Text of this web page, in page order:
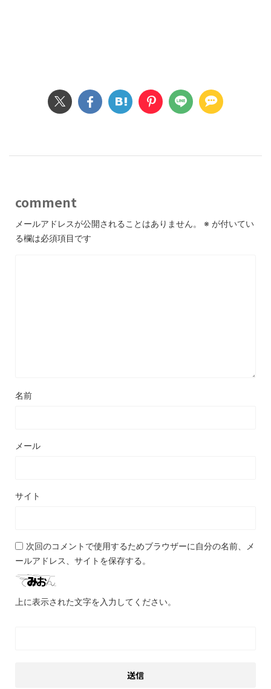
comment
メールアドレスが公開されることはありません。 ※ が付いてい
る欄は必須項目です
名前
メール
サイト
次回のコメントで使用するためブラウザーに自分の名前、メ
ールアドレス、サイトを保存する。
上に表示された文字を入力してください。